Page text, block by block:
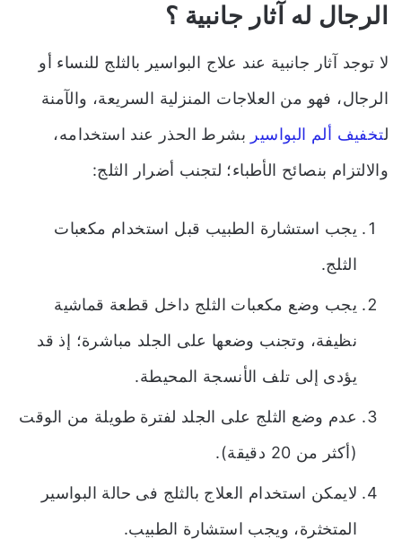
الرجال له آثار جانبية ؟
لا توجد آثار جانبية عند علاج البواسير بالثلج للنساء أو
الرجال، فهو من العلاجات المنزلية السريعة، والآمنة
لتخفيف ألم البواسير بشرط الحذر عند استخدامه،
والالتزام بنصائح الأطباء؛ لتجنب أضرار الثلج:
يجب استشارة الطبيب قبل استخدام مكعبات
الثلج.
يجب وضع مكعبات الثلج داخل قطعة قماشية
نظيفة، وتجنب وضعها على الجلد مباشرة؛ إذ قد
يؤدى إلى تلف الأنسجة المحيطة.
عدم وضع الثلج على الجلد لفترة طويلة من الوقت
(أكثر من 20 دقيقة).
لايمكن استخدام العلاج بالثلج فى حالة البواسير
المتخثرة، ويجب استشارة الطبيب.